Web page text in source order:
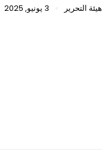
هيئة التحرير 3 يونيو, 2025